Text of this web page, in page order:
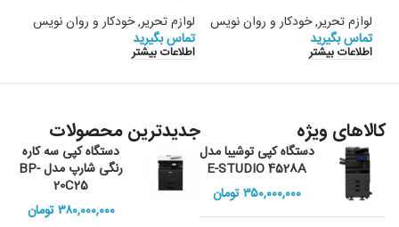
لوازم تحریر,خودکار و روان نویس
تماس بگیرید
اطلاعات بیشتر
لوازم تحریر,خودکار و روان نویس
تماس بگیرید
اطلاعات بیشتر
کالاهای ویژه
دستگاه کپی توشیبا مدل
E-STUDIO 4528A
۳۵۰,۰۰۰,۰۰۰تومان
جدیدترین محصولات
دستگاه کپی سه کاره
رنگی شارپ مدل BP-
20C25
۳۸۰,۰۰۰,۰۰۰تومان